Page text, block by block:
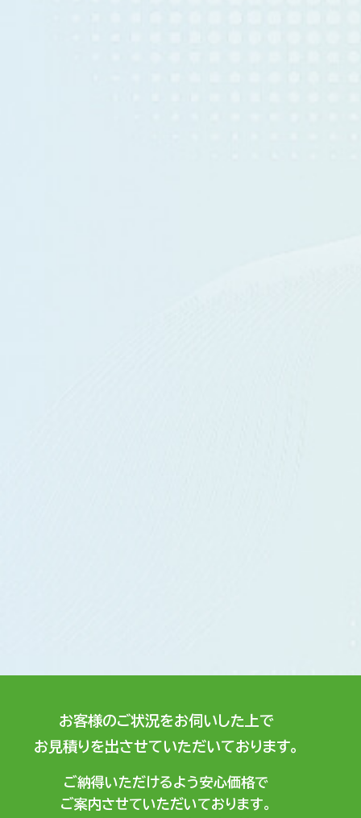
お客様のご状況をお伺いした上で
お見積りを出させていただいております。
ご納得いただけるよう安心価格で
ご案内させていただいております。